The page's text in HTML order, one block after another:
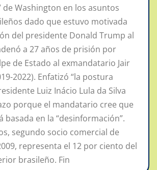
de Washington en los asuntos
dado que estuvo motivada
del presidente Donald Trump al
a 27 años de prisión por
de Estado al exmandatario Jair
2022). Enfatizó “la postura
Luiz Inácio Lula da Silva
porque el mandatario cree que
basada en la “desinformación”.
segundo socio comercial de
representa el 12 por ciento del
brasileño. Fin